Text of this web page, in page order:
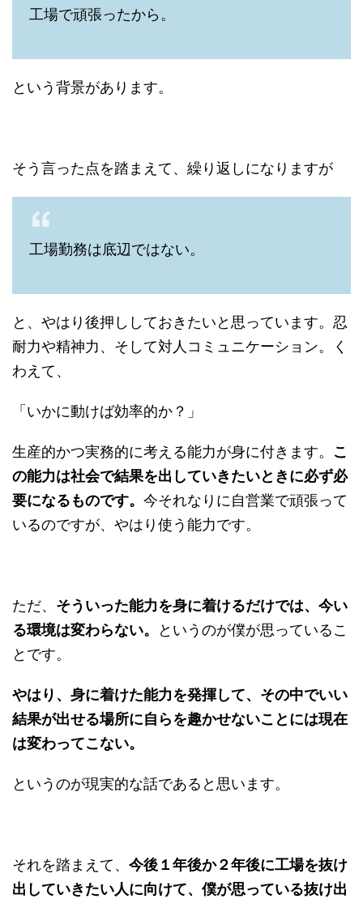
工場で頑張ったから。
という背景があります。
そう言った点を踏まえて、繰り返しになりますが
工場勤務は底辺ではない。
と、やはり後押ししておきたいと思っています。忍
耐力や精神力、そして対人コミュニケーション。く
わえて、
「いかに動けば効率的か？」
生産的かつ実務的に考える能力が身に付きます。 こ
の能力は社会で結果を出していきたいときに必ず必
要になるものです。 今それなりに自営業で頑張って
いるのですが、やはり使う能力です。
ただ、 そういった能力を身に着けるだけでは、今い
る環境は変わらない。
というのが僕が思っているこ
とです。
やはり、身に着けた能力を発揮して、その中でいい
結果が出せる場所に自らを趣かせないことには現在
は変わってこない。
というのが現実的な話であると思います。
それを踏まえて、 今後１年後か２年後に工場を抜け
出していきたい人に向けて、僕が思っている抜け出